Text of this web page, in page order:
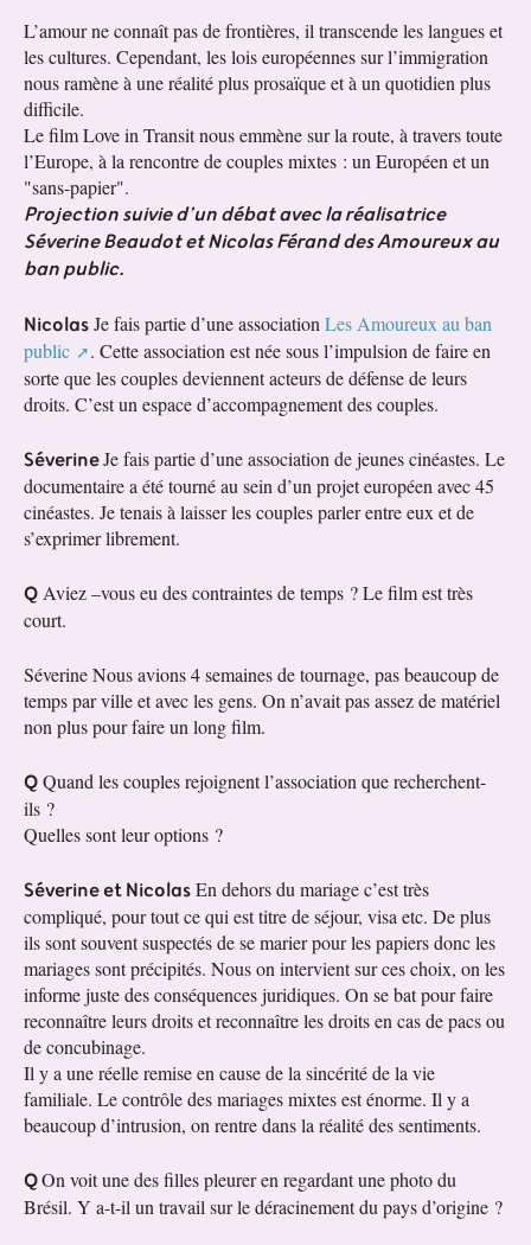
L’amour ne connaît pas de frontières, il transcende les langues et
les cultures. Cependant, les lois européennes sur l’immigration
nous ramène à une réalité plus prosaïque et à un quotidien plus
difficile.
Le film Love in Transit nous emmène sur la route, à travers toute
l’Europe, à la rencontre de couples mixtes : un Européen et un
"sans-papier".
Projection suivie d’un débat avec la réalisatrice
Séverine Beaudot et Nicolas Férand des Amoureux au
ban public.
NicolasJe fais partie d’une association Les Amoureux au ban
public
. Cette association est née sous l’impulsion de faire en
sorte que les couples deviennent acteurs de défense de leurs
droits. C’est un espace d’accompagnement des couples.
SéverineJe fais partie d’une association de jeunes cinéastes. Le
documentaire a été tourné au sein d’un projet européen avec 45
cinéastes. Je tenais à laisser les couples parler entre eux et de
s’exprimer librement.
Q Aviez –vous eu des contraintes de temps ? Le film est très
court.
Séverine Nous avions 4 semaines de tournage, pas beaucoup de
temps par ville et avec les gens. On n’avait pas assez de matériel
non plus pour faire un long film.
QQuand les couples rejoignent l’association que recherchent-
ils ?
Quelles sont leur options ?
Séverine et NicolasEn dehors du mariage c’est très
compliqué, pour tout ce qui est titre de séjour, visa etc. De plus
ils sont souvent suspectés de se marier pour les papiers donc les
mariages sont précipités. Nous on intervient sur ces choix, on les
informe juste des conséquences juridiques. On se bat pour faire
reconnaître leurs droits et reconnaître les droits en cas de pacs ou
de concubinage.
Il y a une réelle remise en cause de la sincérité de la vie
familiale. Le contrôle des mariages mixtes est énorme. Il y a
beaucoup d’intrusion, on rentre dans la réalité des sentiments.
QOn voit une des filles pleurer en regardant une photo du
Brésil. Y a-t-il un travail sur le déracinement du pays d’origine ?